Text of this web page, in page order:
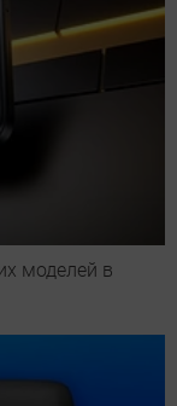
моделей в